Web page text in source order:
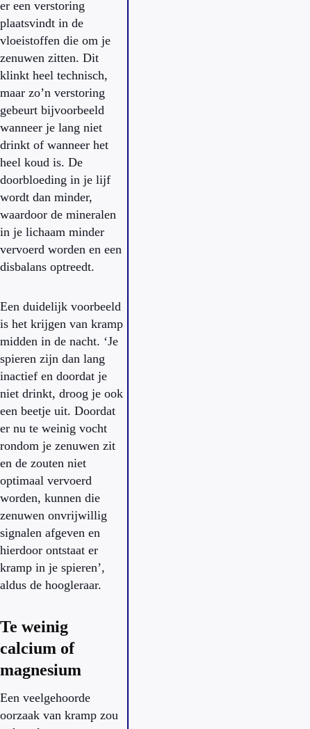
er een verstoring
plaatsvindt in de
vloeistoffen die om je
zenuwen zitten. Dit
klinkt heel technisch,
maar zo’n verstoring
gebeurt bijvoorbeeld
wanneer je lang niet
drinkt of wanneer het
heel koud is. De
doorbloeding in je lijf
wordt dan minder,
waardoor de mineralen
in je lichaam minder
vervoerd worden en een
disbalans optreedt.
Een duidelijk voorbeeld
is het krijgen van kramp
midden in de nacht. ‘Je
spieren zijn dan lang
inactief en doordat je
niet drinkt, droog je ook
een beetje uit. Doordat
er nu te weinig vocht
rondom je zenuwen zit
en de zouten niet
optimaal vervoerd
worden, kunnen die
zenuwen onvrijwillig
signalen afgeven en
hierdoor ontstaat er
kramp in je spieren’,
aldus de hoogleraar.
Te weinig
calcium of
magnesium
Een veelgehoorde
oorzaak van kramp zou